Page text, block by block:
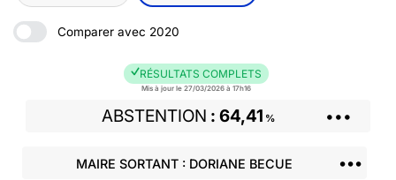
Comparer avec 2020
RÉSULTATS COMPLETS
Mis à jour le 27/03/2026 à 17h16
ABSTENTION 64,41 % •••
MAIRE SORTANT : DORIANE BECUE •••